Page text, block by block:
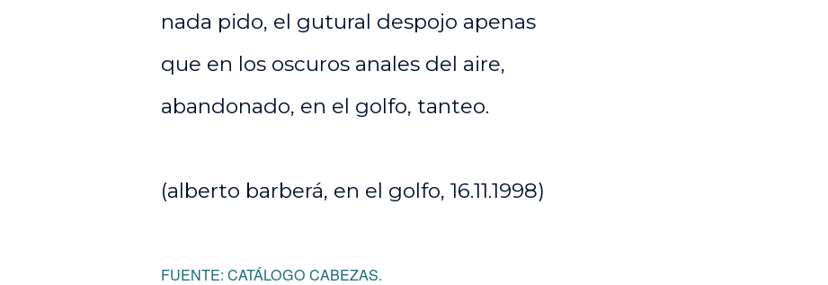
nada pido, el gutural despojo apenas
que en los oscuros anales del aire,
abandonado, en el golfo, tanteo.
(alberto barberá, en el golfo, 16.11.1998)
FUENTE: CATÁLOGO CABEZAS.